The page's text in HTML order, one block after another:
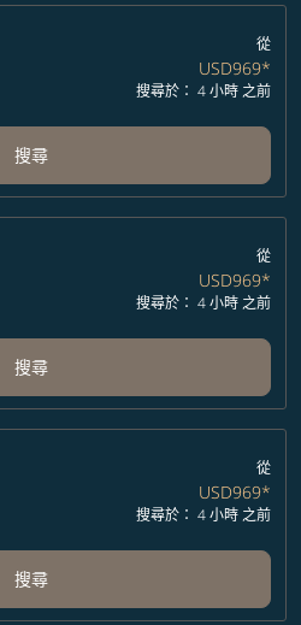
從
USD969*
搜尋於： 4 小時 之前
搜尋
從
USD969*
搜尋於： 4 小時 之前
搜尋
從
USD969*
搜尋於： 4 小時 之前
搜尋